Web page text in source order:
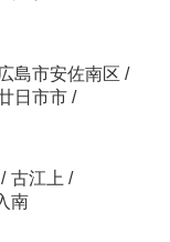
島市安佐南区 /
日市市 /
/ 古江上 /
南